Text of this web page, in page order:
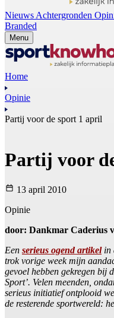
Nieuws Achtergronden
Branded
Menu
Home
Opinie
Partij voor de sport 1 april
Partij voor
13 april 2010
Opinie
door: Dankmar Caderius
Een serieus ogend artikelin
trok vorige week mijn
gevoel hebben gekregen bij
Sport’. Velen meenden,
serieus initiatief ontplooid
de resterende sportwereld: